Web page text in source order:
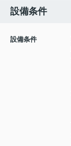
設備条件
設備条件